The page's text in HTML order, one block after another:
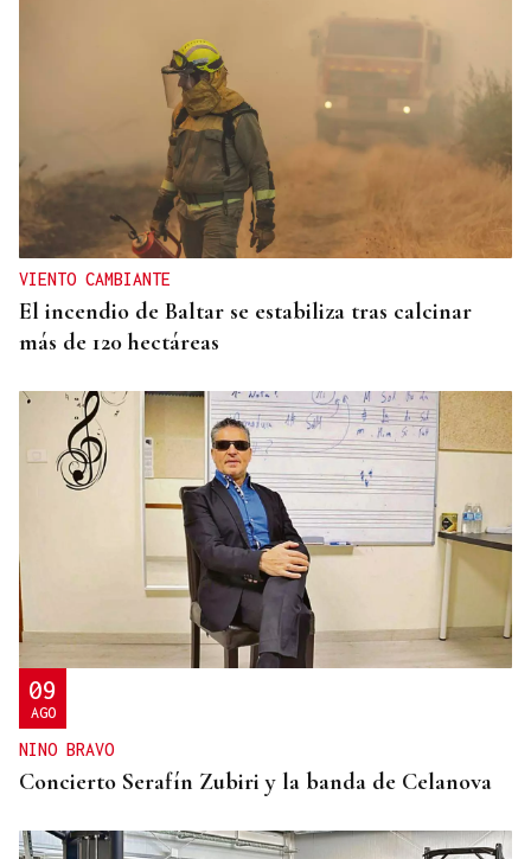
VIENTO CAMBIANTE
El incendio de Baltar se estabiliza tras calcinar
más de 120 hectáreas
09
AGO
NINO BRAVO
Concierto Serafín Zubiri y la banda de Celanova